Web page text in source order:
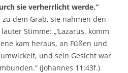
sie verherrlicht werde.“
zu dem Grab, sie nahmen den
Stimme: „‘Lazarus, komm
kam heraus, an Füßen und
und sein Gesicht war
(Johannes 11:43f.)